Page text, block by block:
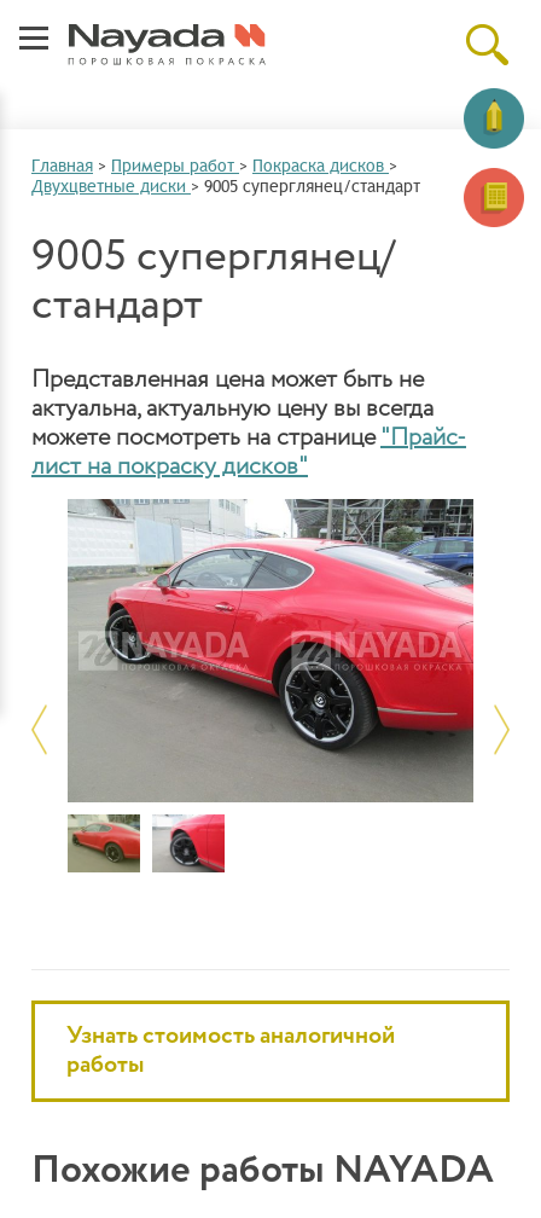
Главная > Примеры работ > Покраска дисков >
Двухцветные диски > 9005 суперглянец/стандарт
9005 суперглянец/
стандарт
Представленная цена может быть не
актуальна, актуальную цену вы всегда
можете посмотреть на странице "Прайс-
лист на покраску дисков"
Узнать стоимость аналогичной
работы
Похожие работы NAYADA